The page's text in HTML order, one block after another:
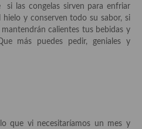
emparedados, tostas y
si las congelas sirven para enfriar
y conserven todo su sabor, si
calientes tus bebidas y
más puedes pedir, geniales y
que vi necesitaríamos un mes y